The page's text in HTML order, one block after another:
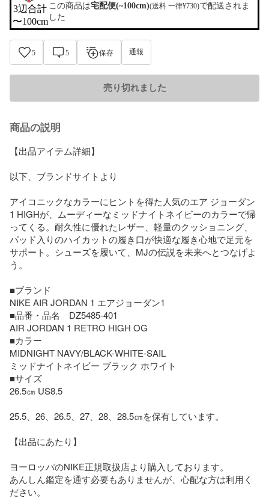
3辺合計
〜100cm
この商品は宅配便(~100cm)(送料 一律¥730)で配送されま
した
5 5 保存 通報
売り切れました
商品の説明
【出品アイテム詳細】
以下、ブランドサイトより
アイコニックなカラーにヒントを得た人気のエア ジョーダン
1 HIGHが、ムーディーなミッドナイトネイビーのカラーで帰
ってくる。耐久性に優れたレザー、軽量のクッショニング、
パッド入りのハイカットの履き口が快適な履き心地で足元を
サポート。シューズを履いて、MJの伝説を未来へとつなげよ
う。
■ブランド
NIKE AIR JORDAN 1 エアジョーダン1
■品番・品名　DZ5485-401
AIR JORDAN 1 RETRO HIGH OG
■カラー
MIDNIGHT NAVY/BLACK-WHITE-SAIL
ミッドナイトネイビー ブラック ホワイト
■サイズ
26.5㎝ US8.5
25.5、26、26.5、27、28、28.5㎝を保有しています。
【出品にあたり】
ヨーロッパのNIKE正規取扱店より購入しております。
あんしん鑑定を通す必要もありませんが、心配な方は利用く
ださい。